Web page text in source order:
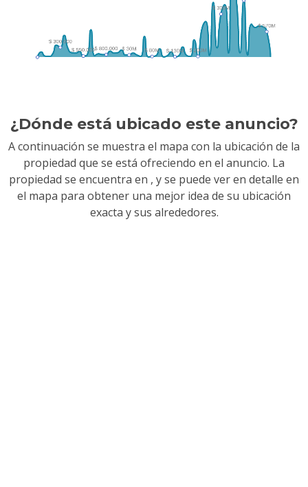
¿Dónde está ubicado este anuncio?
A continuación se muestra el mapa con la ubicación de la
propiedad que se está ofreciendo en el anuncio. La
propiedad se encuentra en , y se puede ver en detalle en
el mapa para obtener una mejor idea de su ubicación
exacta y sus alrededores.